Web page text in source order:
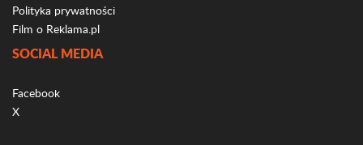
Polityka prywatności
Film o Reklama.pl
SOCIAL MEDIA
Facebook
X